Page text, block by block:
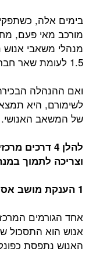
בימים אלה,
מורכב מאי פעם,
מנהלי משאבי אנוש
1.5 לעומת שאר חברי ההנהלה הבכירה.
ואם ההנהלה
לשימורם, היא
של המשאב האנושי.
להלן 4
וצריכה לתמוך
1 הענקת מושב אסטרטגי סביב שולחן ההנהגה:
אחד הגורמים
אנוש הוא התסכול
האנוש נתפסת